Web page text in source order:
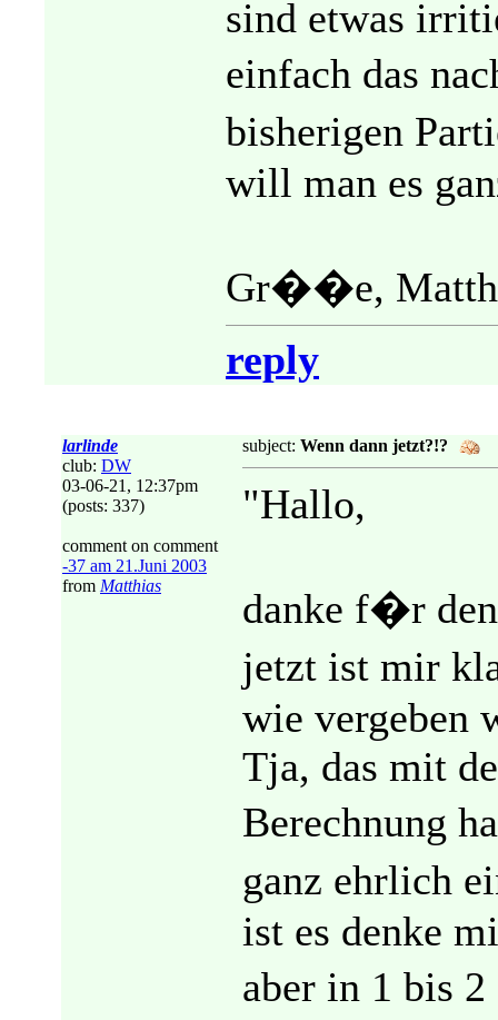
sind etwas
einfach das
bisherigen
will man es
Gr��e,
reply
larlinde
club: DW
03-06-21, 12:37pm
(posts: 337)
comment on comment
-37 am 21.Juni 2003
from Matthias
subject: Wenn dann jetzt?!?
"Hallo,
danke f�r
jetzt ist mir
wie vergeben
Tja, das mit
Berechnung
ganz ehrlich
ist es denke
aber in 1 bis